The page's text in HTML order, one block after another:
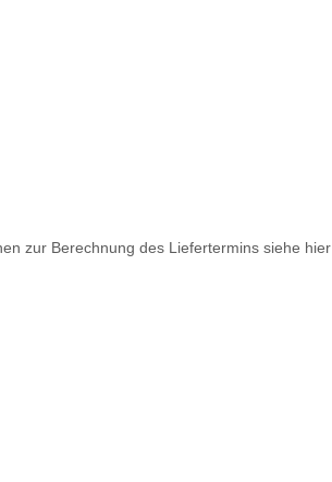
zur Berechnung des Liefertermins siehe hier